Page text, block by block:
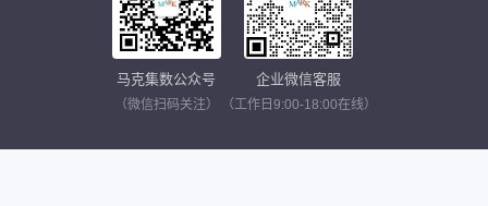
马克集数公众号
（微信扫码关注）
企业微信客服
（工作日9:00-18:00在线）